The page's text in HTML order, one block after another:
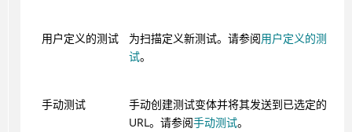
用户定义的测试 为扫描定义新测试。请参阅用户定义的测
试。
手动测试
手动创建测试变体并将其发送到已选定的
URL。请参阅手动测试。